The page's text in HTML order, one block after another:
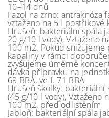
10–14 dnů
Fazol na zrno: antraknóza
vztaženo na 5 l postřikové
Hrušeň: bakteriální spála
20 g/10 l vody), Vztaženo
100 m2. Pokud
kapaliny v rámci
zvyšujeme úměrně
dávka přípravku na
69 BBA, ve f. 71 BBA
Hrušeň školky: bakteriální
(45 g/10 l vody), Vztaženo
100 m2, před odlistěním
Jabloň: bakteriální spála